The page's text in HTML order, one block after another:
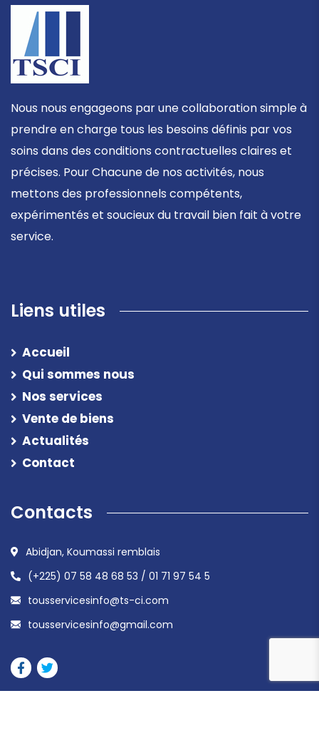
Nous nous engageons par une collaboration simple à
prendre en charge tous les besoins définis par vos
soins dans des conditions contractuelles claires et
précises. Pour Chacune de nos activités, nous
mettons des professionnels compétents,
expérimentés et soucieux du travail bien fait à votre
service.
Liens utiles
Accueil
Qui sommes nous
Nos services
Vente de biens
Actualités
Contact
Contacts
Abidjan, Koumassi remblais
(+225) 07 58 48 68 53 / 01 71 97 54 5
tousservicesinfo@ts-ci.com
tousservicesinfo@gmail.com